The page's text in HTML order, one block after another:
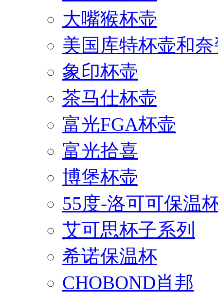
大嘴猴杯壶
美国库特杯壶和
象印杯壶
茶马仕杯壶
富光FGA杯壶
富光拾喜
博堡杯壶
55度-洛可可保温
艾可思杯子系列
希诺保温杯
CHOBOND肖邦